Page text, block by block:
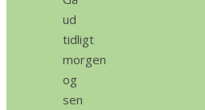
ud
tidligt
morgen
og
sen